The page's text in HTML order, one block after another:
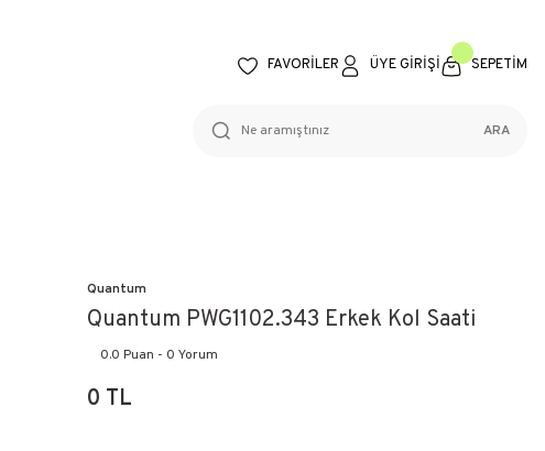
FAVORİLER ÜYE GİRİŞİ SEPETİM
ARA
Quantum
Quantum PWG1102.343 Erkek Kol Saati
0.0 Puan - 0 Yorum
0 TL